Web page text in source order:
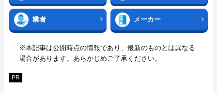
業者 メーカー
※本記事は公開時点の情報であり、最新のものとは異なる
場合があります。あらかじめご了承ください。
PR